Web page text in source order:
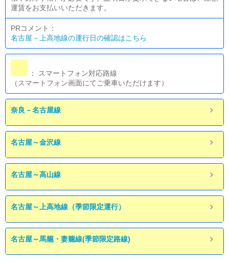
運賃をお支払いいただきます。
PRコメント：
名古屋－上高地線の運行日の確認はこちら
： スマートフォン対応路線
（スマートフォン画面にてご乗車いただけます）
奈良－名古屋線
名古屋～金沢線
名古屋～高山線
名古屋～上高地線（季節限定運行）
名古屋～馬籠・妻籠線(季節限定路線)